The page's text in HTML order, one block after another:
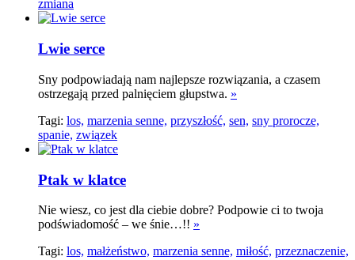
zmiana
Lwie serce
Sny podpowiadają nam najlepsze rozwiązania, a czasem
ostrzegają przed palnięciem głupstwa. »
Tagi: los, marzenia senne, przyszłość, sen, sny prorocze,
spanie, związek
Ptak w klatce
Nie wiesz, co jest dla ciebie dobre? Podpowie ci to twoja
podświadomość – we śnie…!! »
Tagi: los, małżeństwo, marzenia senne, miłość, przeznaczenie,